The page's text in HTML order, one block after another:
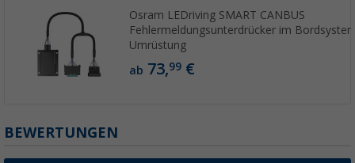
Osram LEDriving SMART CANBUS
Fehlermeldungsunterdrücker im
Umrüstung
ab 73,99 €
BEWERTUNGEN